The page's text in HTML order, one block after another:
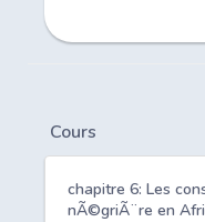
Cours
chapitre 6: Les
nÃ©griÃ¨re en